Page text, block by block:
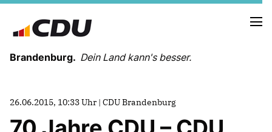
Brandenburg. Dein Land kann's besser.
MELDUNGEN
26.06.2015, 10:33 Uhr | CDU Brandenburg